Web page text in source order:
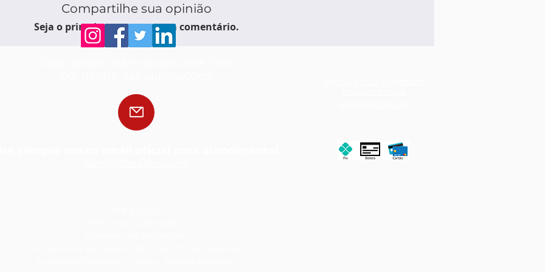
Compartilhe sua opinião
Seja o primeiro a escrever um comentário.